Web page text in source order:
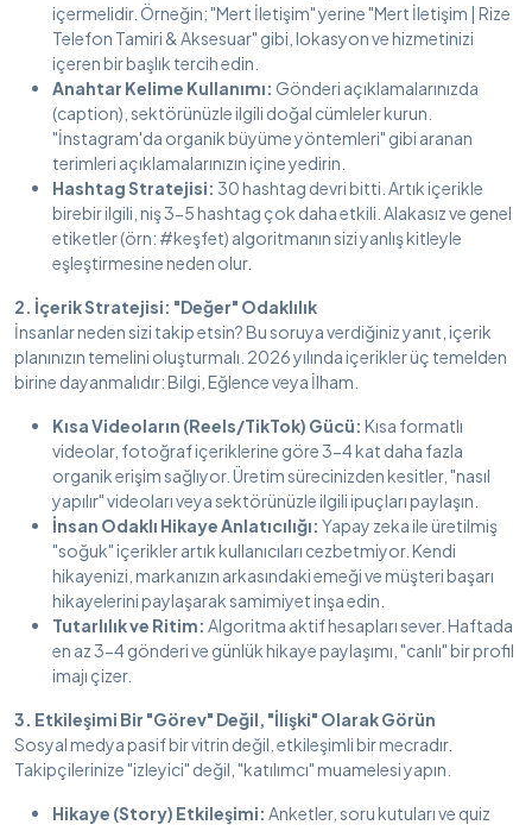
içermelidir. Örneğin; "Mert İletişim" yerine "Mert İletişim | Rize
Telefon Tamiri & Aksesuar" gibi, lokasyon ve hizmetinizi
içeren bir başlık tercih edin.
Anahtar Kelime Kullanımı: Gönderi açıklamalarınızda
(caption), sektörünüzle ilgili doğal cümleler kurun.
"İnstagram'da organik büyüme yöntemleri" gibi aranan
terimleri açıklamalarınızın içine yedirin.
Hashtag Stratejisi: 30 hashtag devri bitti. Artık içerikle
birebir ilgili, niş 3-5 hashtag çok daha etkili. Alakasız ve genel
etiketler (örn: #keşfet) algoritmanın sizi yanlış kitleyle
eşleştirmesine neden olur.
2. İçerik Stratejisi: "Değer" Odaklılık
İnsanlar neden sizi takip etsin? Bu soruya verdiğiniz yanıt, içerik
planınızın temelini oluşturmalı. 2026 yılında içerikler üç temelden
birine dayanmalıdır: Bilgi, Eğlence veya İlham.
Kısa Videoların (Reels/TikTok) Gücü: Kısa formatlı
videolar, fotoğraf içeriklerine göre 3-4 kat daha fazla
organik erişim sağlıyor. Üretim sürecinizden kesitler, "nasıl
yapılır" videoları veya sektörünüzle ilgili ipuçları paylaşın.
İnsan Odaklı Hikaye Anlatıcılığı: Yapay zeka ile üretilmiş
"soğuk" içerikler artık kullanıcıları cezbetmiyor. Kendi
hikayenizi, markanızın arkasındaki emeği ve müşteri başarı
hikayelerini paylaşarak samimiyet inşa edin.
Tutarlılık ve Ritim: Algoritma aktif hesapları sever. Haftada
en az 3-4 gönderi ve günlük hikaye paylaşımı, "canlı" bir profil
imajı çizer.
3. Etkileşimi Bir "Görev" Değil, "İlişki" Olarak Görün
Sosyal medya pasif bir vitrin değil, etkileşimli bir mecradır.
Takipçilerinize "izleyici" değil, "katılımcı" muamelesi yapın.
Hikaye (Story) Etkileşimi: Anketler, soru kutuları ve quiz